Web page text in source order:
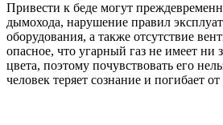
Привести к беде могут
дымохода, нарушение правил
оборудования, а также отсутствие
опасное, что угарный газ не имеет ни
цвета, поэтому почувствовать его
человек теряет сознание и погибает